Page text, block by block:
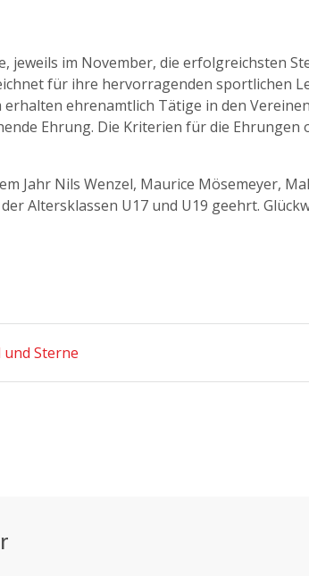
jeweils im November, die erfolgreichsten
für ihre hervorragenden sportlichen
ehrenamtlich Tätige in den
Ehrung. Die Kriterien für die
Jahr Nils Wenzel, Maurice Mösemeyer,
Altersklassen U17 und U19 geehrt.
Sterne